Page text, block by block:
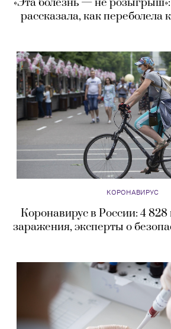
«Эта болезнь — не
рассказала, как переболела
КОРОНАВИРУС
Коронавирус в России: 4 828
заражения, эксперты о